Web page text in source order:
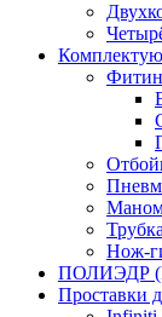
Трубка
Нож-
ПОЛИЭДР
Проставки